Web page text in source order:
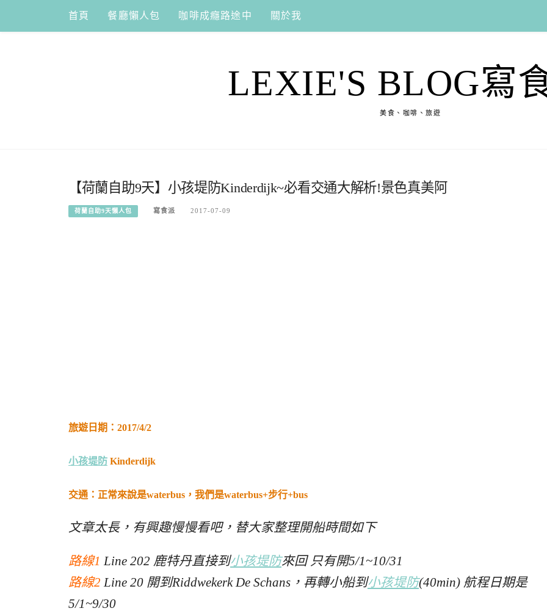
content
首頁 餐廳懶人包 咖啡成癮路途中 關於我
LEXIE'S BLOG寫
美食、咖啡、旅遊
【荷蘭自助9天】小孩堤防Kinderdijk~必看交通大解析!景色真美阿
荷蘭自助9天懶人包 寫食派 2017-07-09
旅遊日期：2017/4/2
小孩堤防 Kinderdijk
交通：正常來說是waterbus，我們是waterbus+步行+bus
文章太長，有興趣慢慢看吧，替大家整理開船時間如下
路線1 Line 202 鹿特丹直接到小孩堤防來回 只有開5/1~10/31
路線2 Line 20 開到Riddwekerk De Schans，再轉小船到小孩堤防(40min) 航程日期是
5/1~9/30